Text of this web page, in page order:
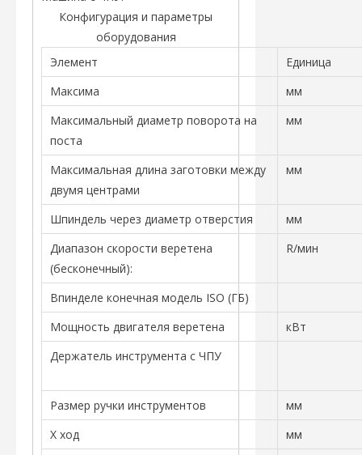
Конфигурация и параметры
оборудования
Элемент
Единица
Максима
мм
Максимальный диаметр поворота на
поста
мм
Максимальная длина заготовки между
двумя центрами
мм
Шпиндель через диаметр отверстия
мм
Диапазон скорости веретена
(бесконечный):
R/мин
Впинделе конечная модель ISO (ГБ)
Мощность двигателя веретена
кВт
Держатель инструмента с ЧПУ
Размер ручки инструментов
мм
X ход
мм